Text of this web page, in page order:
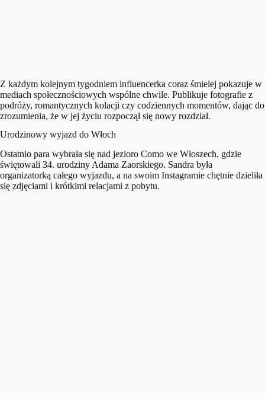
Z każdym kolejnym tygodniem influencerka coraz śmielej pokazuje w
mediach społecznościowych wspólne chwile. Publikuje fotografie z
podróży, romantycznych kolacji czy codziennych momentów, dając do
zrozumienia, że w jej życiu rozpoczął się nowy rozdział.
Urodzinowy wyjazd do Włoch
Ostatnio para wybrała się nad jezioro Como we Włoszech, gdzie
świętowali 34. urodziny Adama Zaorskiego. Sandra była
organizatorką całego wyjazdu, a na swoim Instagramie chętnie dzieliła
się zdjęciami i krótkimi relacjami z pobytu.